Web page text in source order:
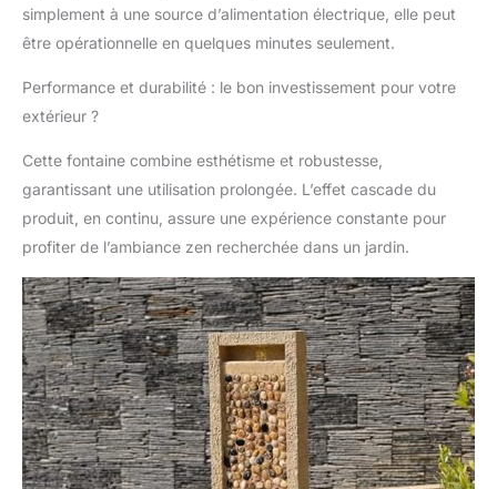
nécessitent aucun outil ni
savoir-faire, pour profiter
rapidement de l’eau qui
s’écoule et de sa lumière
simplement à une source d’alimentation électrique, elle peut
être opérationnelle en quelques minutes seulement.
Performance et durabilité : le bon investissement pour votre
extérieur ?
Cette fontaine combine esthétisme et robustesse,
garantissant une utilisation prolongée. L’effet cascade du
produit, en continu, assure une expérience constante pour
profiter de l’ambiance zen recherchée dans un jardin.